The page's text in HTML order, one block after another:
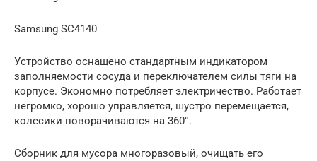
Samsung SC4140
Устройство оснащено стандартным индикатором
заполняемости сосуда и переключателем силы тяги на
корпусе. Экономно потребляет электричество. Работает
негромко, хорошо управляется, шустро перемещается,
колесики поворачиваются на 360°.
Сборник для мусора многоразовый, очищать его